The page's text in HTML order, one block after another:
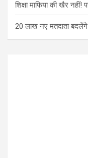
शिक्षा माफिया की खैर नहीं!
20 लाख नए मतदाता बदलेंगे